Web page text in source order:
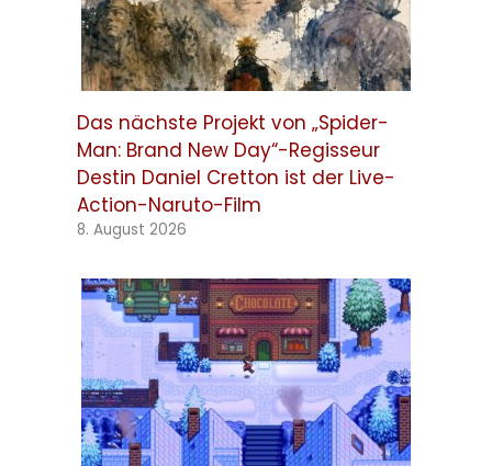
Das nächste Projekt von „Spider-
Man: Brand New Day“-Regisseur
Destin Daniel Cretton ist der Live-
Action-Naruto-Film
8. August 2026